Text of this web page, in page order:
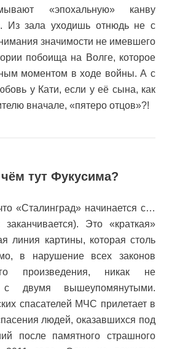
«эпохальную» канву
Из зала уходишь отнюдь не с
значимости не имевшего
побоища на Волге, которое
моментом в ходе войны. А с
у Кати, если у её сына, как
вначале, «пятеро отцов»?!
тут Фукусима?
«Сталинград» начинается с…
Это «краткая»
линия картины, которая столь
в нарушение всех законов
произведения, никак не
с двумя вышеупомянутыми.
спасателей МЧС прилетает в
людей, оказавшихся под
после памятного страшного